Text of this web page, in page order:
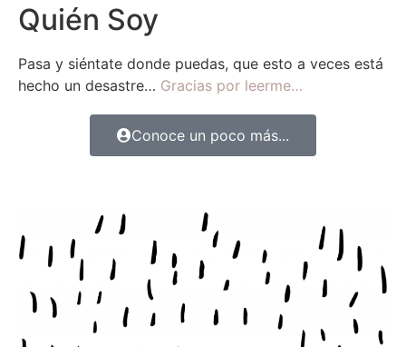
Quién Soy
Pasa y siéntate donde puedas, que esto a veces está
hecho un desastre… Gracias por leerme…
Conoce un poco más...